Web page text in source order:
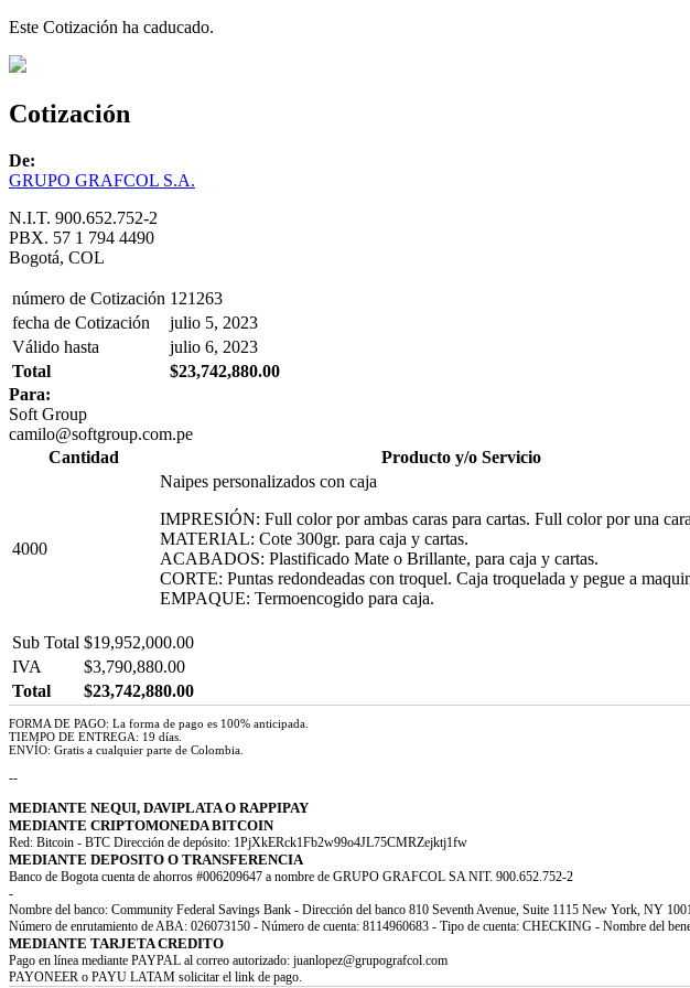
Este Cotización ha caducado.
Cotización
De:
GRUPO GRAFCOL S.A.
N.I.T. 900.652.752-2
PBX. 57 1 794 4490
Bogotá, COL
número de Cotización 121263
fecha de Cotización
julio 5, 2023
Válido hasta
julio 6, 2023
Total
$23,742,880.00
Para:
Soft Group
camilo@softgroup.com.pe
Cantidad
Producto y/o Servicio
4000
Naipes personalizados con caja
IMPRESIÓN: Full color por ambas caras para cartas. Full color por una
MATERIAL: Cote 300gr. para caja y cartas.
ACABADOS: Plastificado Mate o Brillante, para caja y cartas.
CORTE: Puntas redondeadas con troquel. Caja troquelada y pegue a
EMPAQUE: Termoencogido para caja.
Sub Total $19,952,000.00
IVA
$3,790,880.00
Total
$23,742,880.00
FORMA DE PAGO: La forma de pago es 100% anticipada.
TIEMPO DE ENTREGA: 19 días.
ENVÍO: Gratis a cualquier parte de Colombia.
--
MEDIANTE NEQUI, DAVIPLATA O RAPPIPAY
MEDIANTE CRIPTOMONEDA BITCOIN
Red: Bitcoin - BTC Dirección de depósito: 1PjXkERck1Fb2w99o4JL75CMRZejktj1fw
MEDIANTE DEPOSITO O TRANSFERENCIA
Banco de Bogota cuenta de ahorros #006209647 a nombre de GRUPO GRAFCOL SA NIT. 900.652.752-2
-
Nombre del banco: Community Federal Savings Bank - Dirección del banco 810 Seventh Avenue, Suite 1115 New York, NY
Número de enrutamiento de ABA: 026073150 - Número de cuenta: 8114960683 - Tipo de cuenta: CHECKING - Nombre del
MEDIANTE TARJETA CREDITO
Pago en línea mediante PAYPAL al correo autorizado: juanlopez@grupografcol.com
PAYONEER o PAYU LATAM solicitar el link de pago.